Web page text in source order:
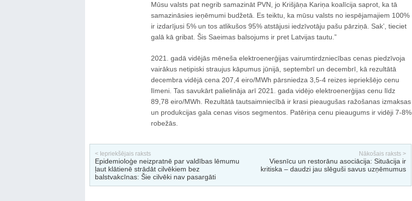
Mūsu valsts pat negrib samazināt PVN, jo Krišjāņa Kariņa koalīcija saprot, ka tā
samazināsies ieņēmumi budžetā. Es teiktu, ka mūsu valsts no iespējamajiem 100%
ir izdarījusi 5% un tos atlikušos 95% atstājusi iedzīvotāju pašu pārziņā. Sak’, tieciet
galā kā gribat. Šis Saeimas balsojums ir pret Latvijas tautu.”
2021. gadā vidējās mēneša elektroenerģijas vairumtirdzniecības cenas piedzīvoja
vairākus netipiski straujus kāpumus jūnijā, septembrī un decembrī, kā rezultātā
decembra vidējā cena 207,4 eiro/MWh pārsniedza 3,5-4 reizes iepriekšējo cenu
līmeni. Tas savukārt palielināja arī 2021. gada vidējo elektroenerģijas cenu līdz
89,78 eiro/MWh. Rezultātā tautsaimniecībā ir krasi pieaugušas ražošanas izmaksas
un produkcijas gala cenas visos segmentos. Patēriņa cenu pieaugums ir vidēji 7-8%
robežās.
< Iepriekšējais raksts
Epidemioloģe neizpratnē par valdības lēmumu
ļaut klātienē strādāt cilvēkiem bez
balstvakcīnas: Šie cilvēki nav pasargāti
Nākošais raksts >
Viesnīcu un restorānu asociācija: Situācija ir
kritiska – daudzi jau slēguši savus uzņēmumus